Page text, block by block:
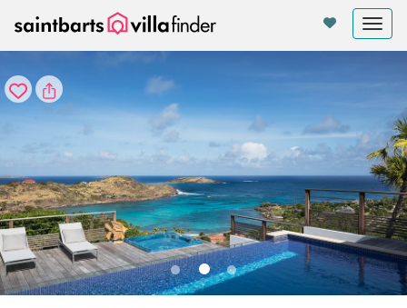
Panel de gestión de cookies